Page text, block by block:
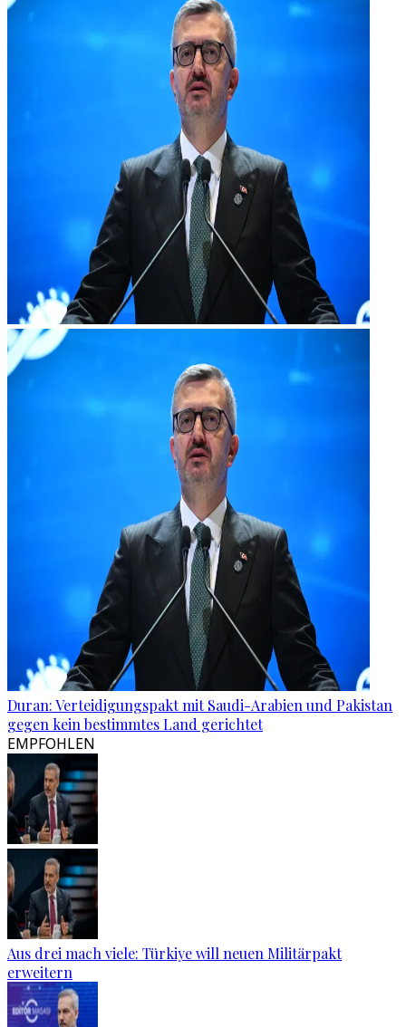
Duran: Verteidigungspakt mit Saudi-Arabien und Pakistan
gegen kein bestimmtes Land gerichtet
EMPFOHLEN
Aus drei mach viele: Türkiye will neuen Militärpakt
erweitern